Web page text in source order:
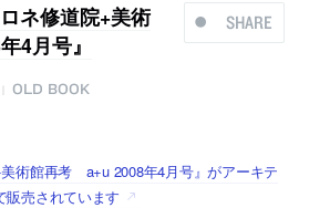
SHARE
ネ修道院+美術
4月号』
OLD BOOK
術館再考 a+u 2008年4月号』がアーキテ
販売されています